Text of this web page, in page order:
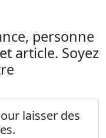
personne
article. Soyez
laisser des